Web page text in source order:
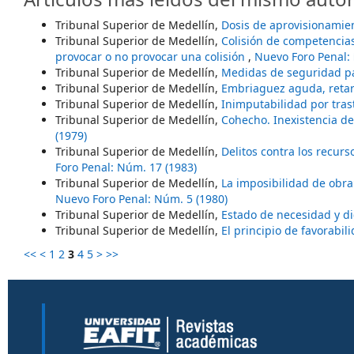
Tribunal Superior de Medellín, Dosis de
Tribunal Superior de Medellín, Colisión de
provocar o no provocar una colisión , Nuevo Foro
Tribunal Superior de Medellín, Medidas de seguridad
Tribunal Superior de Medellín, Embriaguez aguda,
Tribunal Superior de Medellín, Inimputabilidad por
Tribunal Superior de Medellín, Cohecho. Inexistencia
(1979)
Tribunal Superior de Medellín, Delitos contra los
Foro Penal: Núm. 17 (1983)
Tribunal Superior de Medellín, La imposibilidad de
Nuevo Foro Penal: Núm. 5 (1980)
Tribunal Superior de Medellín, Estado de necesidad y
Tribunal Superior de Medellín, El principio de
<< < 1 2 3 4 5 > >>